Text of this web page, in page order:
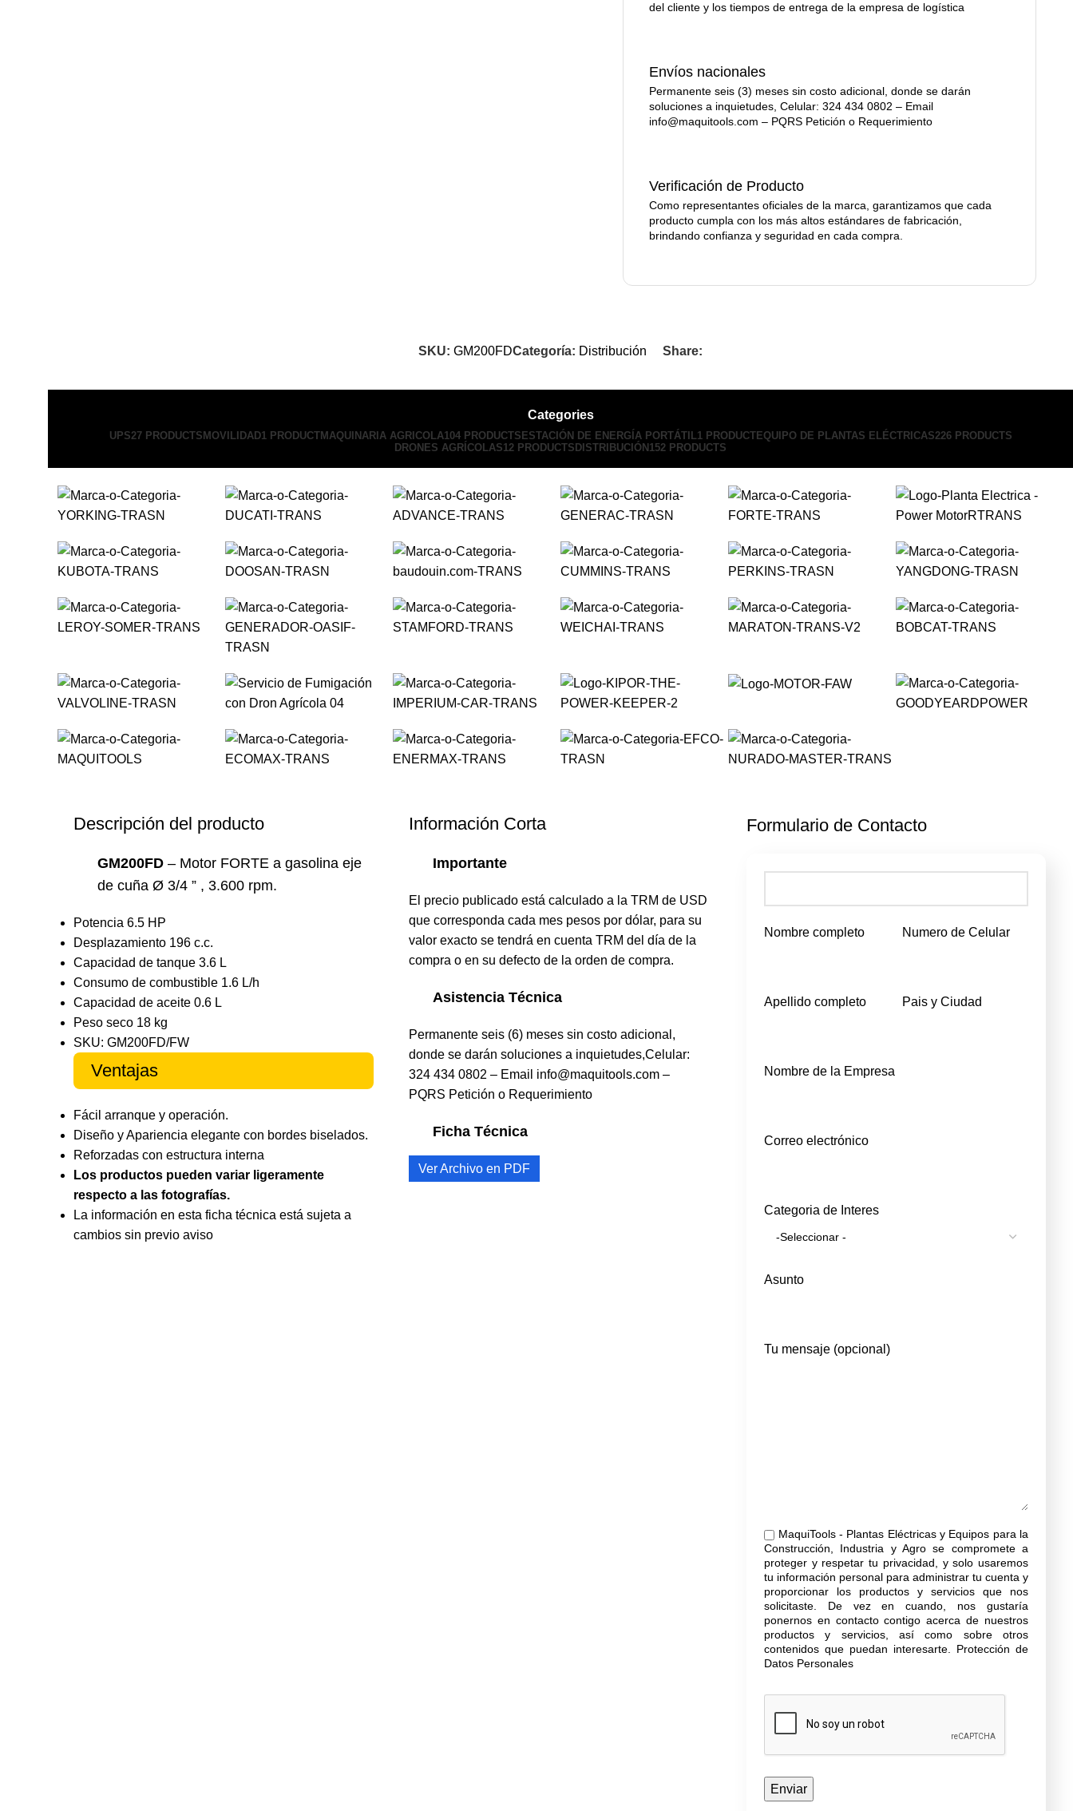
del cliente y los tiempos de entrega de la empresa de logística
Envíos nacionales
Permanente seis (3) meses sin costo adicional, donde se darán
soluciones a inquietudes, Celular: 324 434 0802 – Email
info@maquitools.com – PQRS Petición o Requerimiento
Verificación de Producto
Como representantes oficiales de la marca, garantizamos que cada
producto cumpla con los más altos estándares de fabricación,
brindando confianza y seguridad en cada compra.
SKU: GM200FDCategoría: Distribución Share:
Categories
UPS27 PRODUCTSMOVILIDAD1 PRODUCTMAQUINARIA AGRICOLA104 PRODUCTSESTACIÓN DE ENERGÍA PORTÁTIL 1 PRODUCTEQUIPO DE PLANTAS ELÉCTRICAS226 PRODUCTS
DRONES AGRÍCOLAS12 PRODUCTSDISTRIBUCIÓN152 PRODUCTS
Descripción del producto
GM200FD – Motor FORTE a gasolina eje
de cuña Ø 3/4 ” , 3.600 rpm.
Potencia 6.5 HP
Desplazamiento 196 c.c.
Capacidad de tanque 3.6 L
Consumo de combustible 1.6 L/h
Capacidad de aceite 0.6 L
Peso seco 18 kg
SKU: GM200FD/FW
Ventajas
Fácil arranque y operación.
Diseño y Apariencia elegante con bordes biselados.
Reforzadas con estructura interna
Los productos pueden variar ligeramente
respecto a las fotografías.
La información en esta ficha técnica está sujeta a
cambios sin previo aviso
Información Corta
Importante
El precio publicado está calculado a la TRM de USD
que corresponda cada mes pesos por dólar, para su
valor exacto se tendrá en cuenta TRM del día de la
compra o en su defecto de la orden de compra.
Asistencia Técnica
Permanente seis (6) meses sin costo adicional,
donde se darán soluciones a inquietudes,Celular:
324 434 0802 – Email info@maquitools.com –
PQRS Petición o Requerimiento
Ficha Técnica
Ver Archivo en PDF
Formulario de Contacto
Nombre completo
Apellido completo
Numero de Celular
Pais y Ciudad
Nombre de la Empresa
Correo electrónico
Categoria de Interes
Asunto
Tu mensaje (opcional)
MaquiTools - Plantas Eléctricas y Equipos para la
Construcción, Industria y Agro se compromete a
proteger y respetar tu privacidad, y solo usaremos
tu información personal para administrar tu cuenta y
proporcionar los productos y servicios que nos
solicitaste. De vez en cuando, nos gustaría
ponernos en contacto contigo acerca de nuestros
productos y servicios, así como sobre otros
contenidos que puedan interesarte. Protección de
Datos Personales